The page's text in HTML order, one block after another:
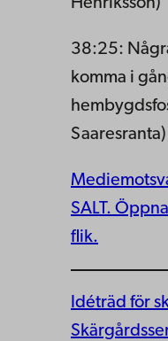
38:25:
komma i
Saaresranta)
SALT.
flik.
Idéträd för